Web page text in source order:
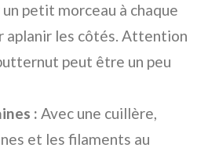
petit morceau à chaque
aplanir les côtés. Attention
peut être un peu
: Avec une cuillère,
et les filaments au